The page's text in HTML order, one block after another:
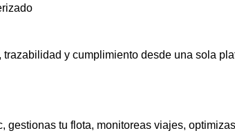
y cumplimiento desde una sola
gestionas tu flota, monitoreas viajes,